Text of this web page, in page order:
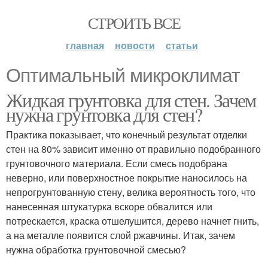
СТРОИТЬ ВСЕ
главная новости статьи
Оптимальный микроклимат
Жидкая грунтовка для стен. Зачем
нужна грунтовка для стен?
Практика показывает, что конечный результат отделки
стен на 80% зависит именно от правильно подобранного
грунтовочного материала. Если смесь подобрана
неверно, или поверхностное покрытие наносилось на
непрогрунтованную стену, велика вероятность того, что
нанесенная штукатурка вскоре обвалится или
потрескается, краска отшелушится, дерево начнет гнить,
а на металле появится слой ржавчины. Итак, зачем
нужна обработка грунтовочной смесью?